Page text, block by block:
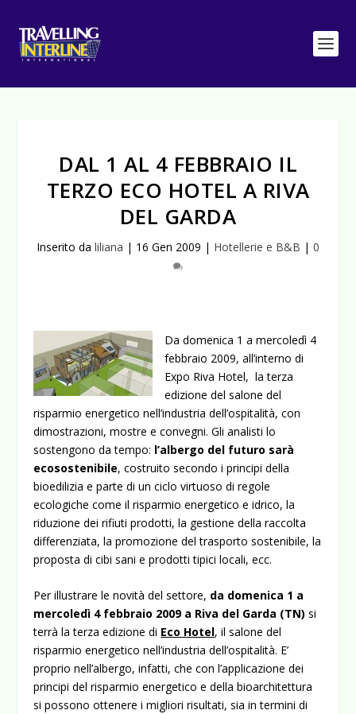
DAL 1 AL 4 FEBBRAIO IL
TERZO ECO HOTEL A RIVA
DEL GARDA
Inserito da liliana | 16 Gen 2009 | Hotellerie e B&B | 0
Da domenica 1 a mercoledì 4
febbraio 2009, all’interno di
Expo Riva Hotel, la terza
edizione del salone del
risparmio energetico nell’industria dell’ospitalità, con
dimostrazioni, mostre e convegni. Gli analisti lo
sostengono da tempo: l’albergo del futuro sarà
ecosostenibile, costruito secondo i principi della
bioedilizia e parte di un ciclo virtuoso di regole
ecologiche come il risparmio energetico e idrico, la
riduzione dei rifiuti prodotti, la gestione della raccolta
differenziata, la promozione del trasporto sostenibile, la
proposta di cibi sani e prodotti tipici locali, ecc.
Per illustrare le novità del settore, da domenica 1 a
mercoledì 4 febbraio 2009 a Riva del Garda (TN)si
terrà la terza edizione di Eco Hotel, il salone del
risparmio energetico nell’industria dell’ospitalità. E’
proprio nell’albergo, infatti, che con l’applicazione dei
principi del risparmio energetico e della bioarchitettura
si possono ottenere i migliori risultati, sia in termini di